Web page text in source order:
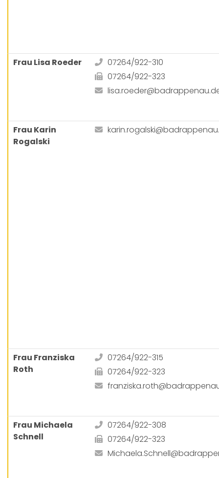
Frau Lisa Roeder
07264/922-310
07264/922-323
Frau Karin
Rogalski
Frau Franziska
Roth
07264/922-315
07264/922-323
Frau Michaela
Schnell
07264/922-308
07264/922-323